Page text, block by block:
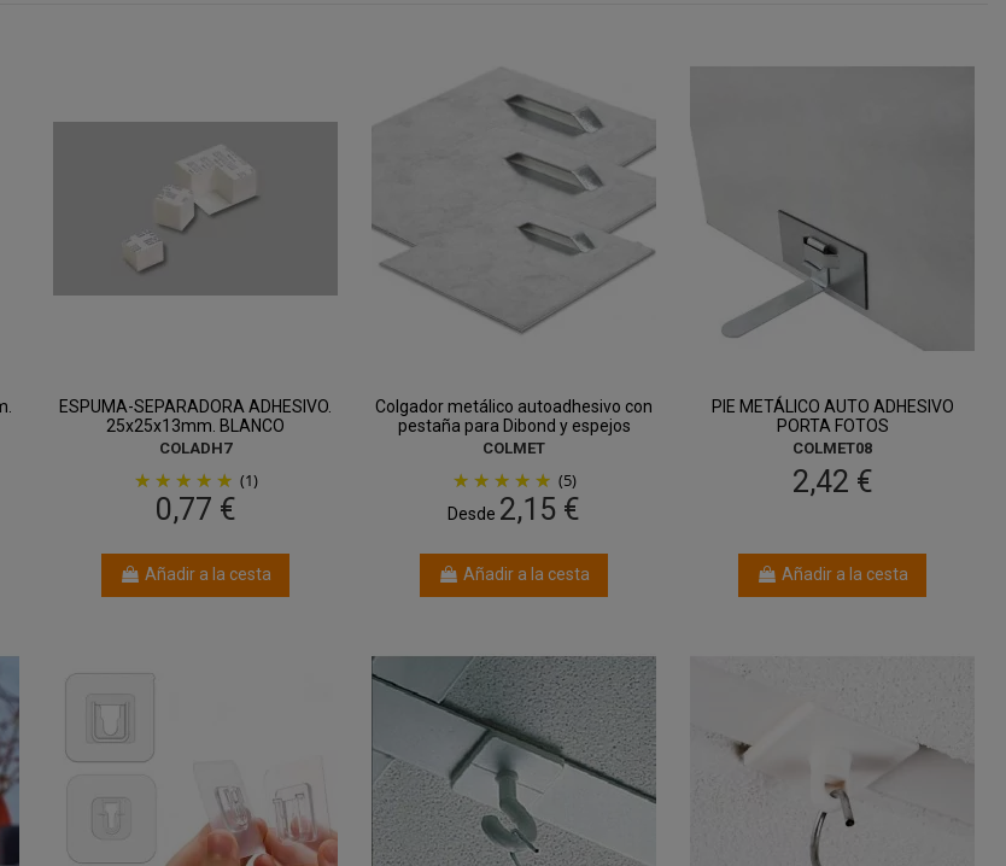
ESPUMA-SEPARADORA ADHESIVO.
25x25x13mm. BLANCO
COLADH7
(1)
0,77 €
Añadir a la cesta
Colgador metálico autoadhesivo con
pestaña para Dibond y espejos
COLMET
(5)
Desde 2,15 €
Añadir a la cesta
PIE METÁLICO AUTO ADHESIVO
PORTA FOTOS
COLMET08
2,42 €
Añadir a la cesta